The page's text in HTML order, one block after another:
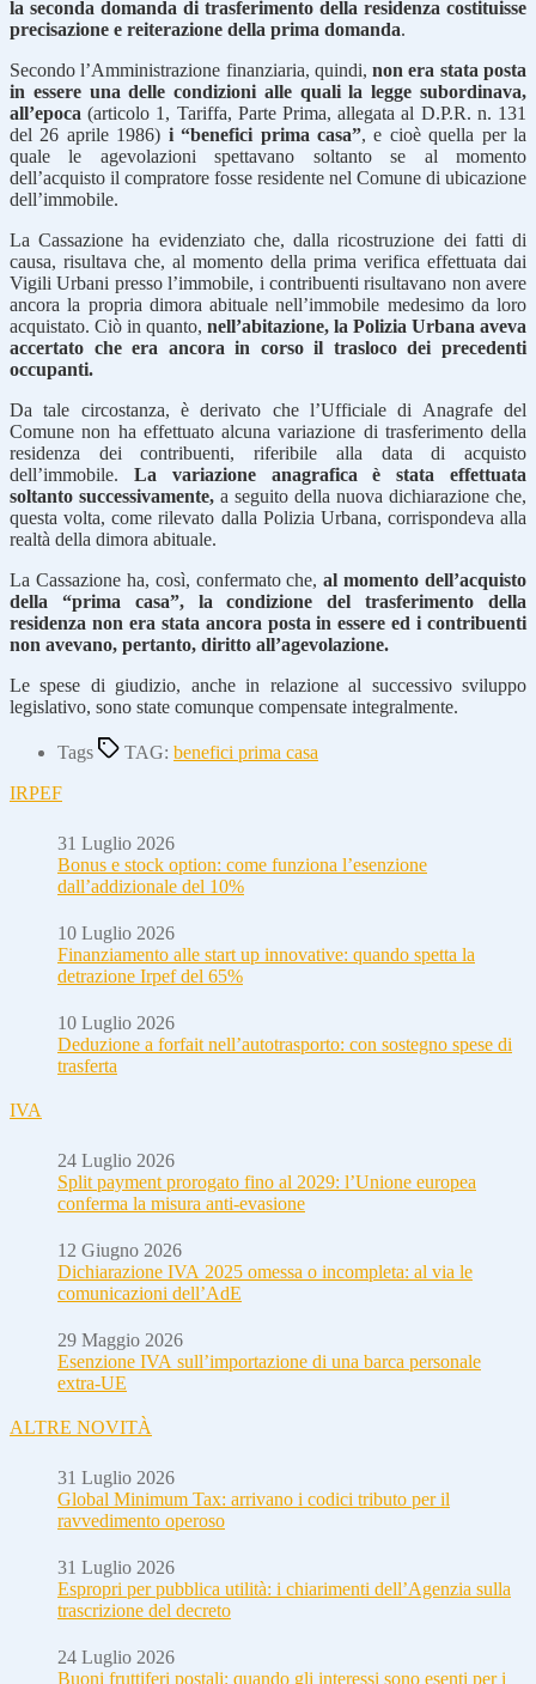
la seconda domanda di trasferimento della residenza costituisse
precisazione e reiterazione della prima domanda.
Secondo l’Amministrazione finanziaria, quindi,non era stata posta
in essere una delle condizioni alle quali la legge subordinava,
all’epoca (articolo 1, Tariffa, Parte Prima, allegata al D.P.R. n. 131
del 26 aprile 1986) i “benefici prima casa”, e cioè quella per la
quale le agevolazioni spettavano soltanto se al momento
dell’acquisto il compratore fosse residente nel Comune di ubicazione
dell’immobile.
La Cassazione ha evidenziato che, dalla ricostruzione dei fatti di
causa, risultava che, al momento della prima verifica effettuata dai
Vigili Urbani presso l’immobile, i contribuenti risultavano non avere
ancora la propria dimora abituale nell’immobile medesimo da loro
acquistato. Ciò in quanto, nell’abitazione, la Polizia Urbana aveva
accertato che era ancora in corso il trasloco dei precedenti
occupanti.
Da tale circostanza, è derivato che l’Ufficiale di Anagrafe del
Comune non ha effettuato alcuna variazione di trasferimento della
residenza dei contribuenti, riferibile alla data di acquisto
dell’immobile. La variazione anagrafica è stata effettuata
soltanto successivamente, a seguito della nuova dichiarazione che,
questa volta, come rilevato dalla Polizia Urbana, corrispondeva alla
realtà della dimora abituale.
La Cassazione ha, così, confermato che,al momento dell’acquisto
della “prima casa”, la condizione del trasferimento della
residenza non era stata ancora posta in essere ed i contribuenti
non avevano, pertanto, diritto all’agevolazione.
Le spese di giudizio, anche in relazione al successivo sviluppo
legislativo, sono state comunque compensate integralmente.
Tags TAG: benefici prima casa
IRPEF
31 Luglio 2026
Bonus e stock option: come funziona l’esenzione
dall’addizionale del 10%
10 Luglio 2026
Finanziamento alle start up innovative: quando spetta la
detrazione Irpef del 65%
10 Luglio 2026
Deduzione a forfait nell’autotrasporto: con sostegno spese di
trasferta
IVA
24 Luglio 2026
Split payment prorogato fino al 2029: l’Unione europea
conferma la misura anti-evasione
12 Giugno 2026
Dichiarazione IVA 2025 omessa o incompleta: al via le
comunicazioni dell’AdE
29 Maggio 2026
Esenzione IVA sull’importazione di una barca personale
extra-UE
ALTRE NOVITÀ
31 Luglio 2026
Global Minimum Tax: arrivano i codici tributo per il
ravvedimento operoso
31 Luglio 2026
Espropri per pubblica utilità: i chiarimenti dell’Agenzia sulla
trascrizione del decreto
24 Luglio 2026
Buoni fruttiferi postali: quando gli interessi sono esenti per i